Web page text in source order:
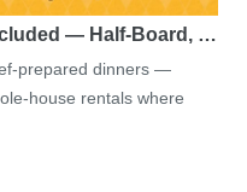
— Half-Board, …
prepared dinners —
house rentals where